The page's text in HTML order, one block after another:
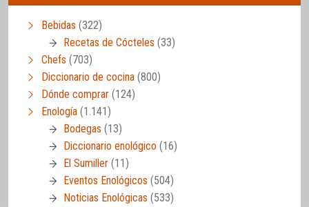
Bebidas (322)
Recetas de Cócteles (33)
Chefs (703)
Diccionario de cocina (800)
Dónde comprar (124)
Enología (1.141)
Bodegas (13)
Diccionario enológico (16)
El Sumiller (11)
Eventos Enológicos (504)
Noticias Enológicas (533)